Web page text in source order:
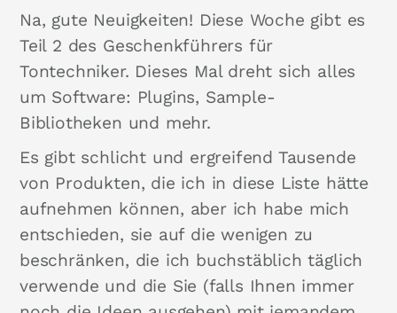
Na, gute Neuigkeiten! Diese Woche gibt es
Teil 2 des Geschenkführers für
Tontechniker. Dieses Mal dreht sich alles
um Software: Plugins, Sample-
Bibliotheken und mehr.
Es gibt schlicht und ergreifend Tausende
von Produkten, die ich in diese Liste hätte
aufnehmen können, aber ich habe mich
entschieden, sie auf die wenigen zu
beschränken, die ich buchstäblich täglich
verwende und die Sie (falls Ihnen immer